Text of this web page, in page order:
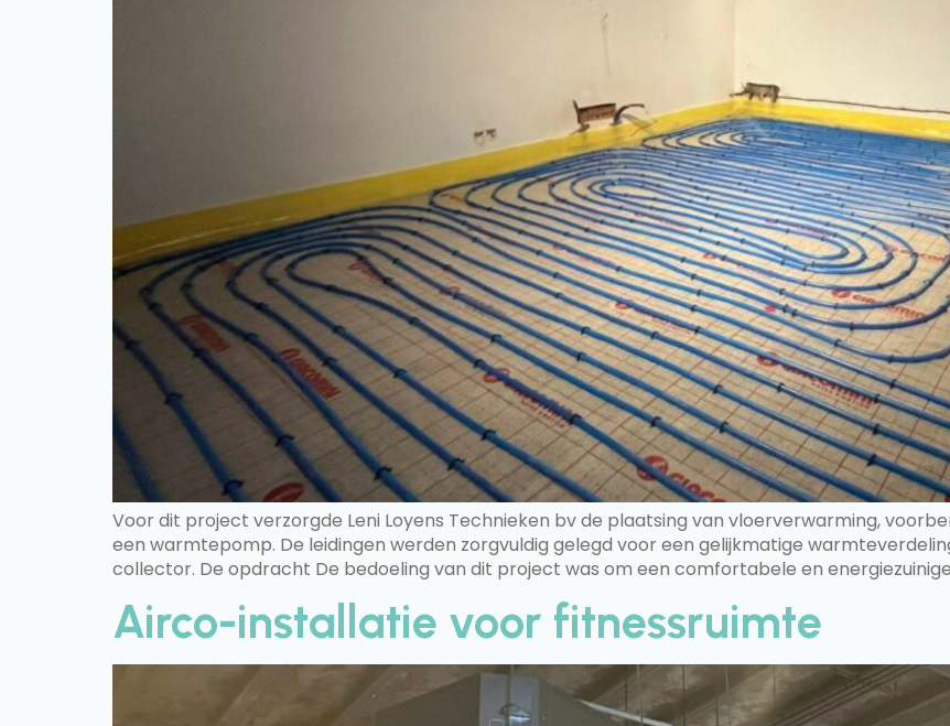
Voor dit project verzorgde Leni Loyens Technieken bv de plaatsing van vloerverwarming,
een warmtepomp. De leidingen werden zorgvuldig gelegd voor een gelijkmatige
collector. De opdracht De bedoeling van dit project was om een comfortabele en
Airco-installatie voor fitnessruimte